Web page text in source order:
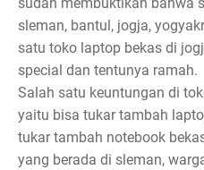
sleman, bantul, jogja,
satu toko laptop bekas di
special dan tentunya ramah.
Salah satu keuntungan di
yaitu bisa tukar tambah
tukar tambah notebook
yang berada di sleman,